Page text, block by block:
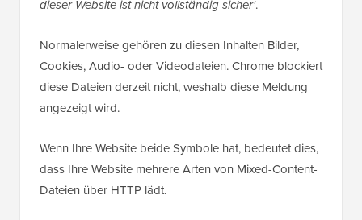
dieser Website ist nicht vollständig sicher'.
Normalerweise gehören zu diesen Inhalten Bilder,
Cookies, Audio- oder Videodateien. Chrome blockiert
diese Dateien derzeit nicht, weshalb diese Meldung
angezeigt wird.
Wenn Ihre Website beide Symbole hat, bedeutet dies,
dass Ihre Website mehrere Arten von Mixed-Content-
Dateien über HTTP lädt.